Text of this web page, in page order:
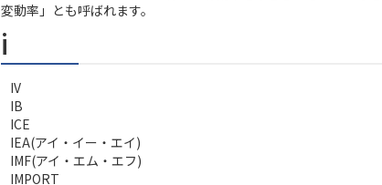
変動率」とも呼ばれます。
i
IV
IB
ICE
IEA(アイ・イー・エイ)
IMF(アイ・エム・エフ)
IMPORT